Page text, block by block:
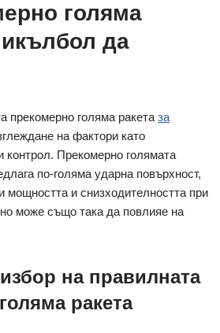
голяма
да
прекомерно голяма ракета за
на фактори като
контрол. Прекомерно голямата
по-голяма ударна повърхност,
мощността и снизходителността при
може също така да повлияе на
на правилната
ракета